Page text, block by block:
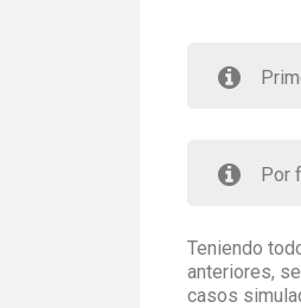
Por
Teniendo
anteriores,
casos